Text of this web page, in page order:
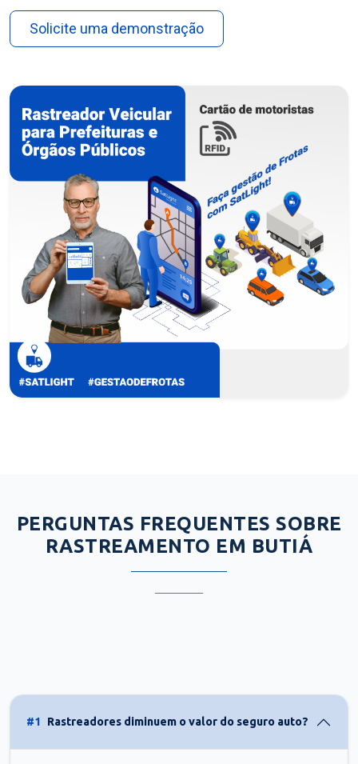
Solicite uma demonstração
PERGUNTAS FREQUENTES SOBRE
RASTREAMENTO EM BUTIÁ
#1 Rastreadores diminuem o valor do seguro auto?